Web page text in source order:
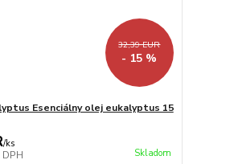
32,39 EUR
- 15 %
Esenciálny olej eukalyptus 15
/ks
Skladom